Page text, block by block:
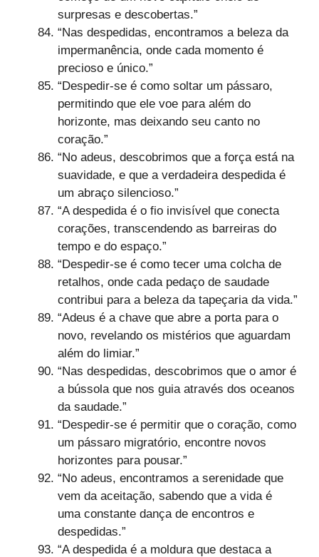
surpresas e descobertas.”
“Nas despedidas, encontramos a beleza da
impermanência, onde cada momento é
precioso e único.”
“Despedir-se é como soltar um pássaro,
permitindo que ele voe para além do
horizonte, mas deixando seu canto no
coração.”
“No adeus, descobrimos que a força está na
suavidade, e que a verdadeira despedida é
um abraço silencioso.”
“A despedida é o fio invisível que conecta
corações, transcendendo as barreiras do
tempo e do espaço.”
“Despedir-se é como tecer uma colcha de
retalhos, onde cada pedaço de saudade
contribui para a beleza da tapeçaria da vida.”
“Adeus é a chave que abre a porta para o
novo, revelando os mistérios que aguardam
além do limiar.”
“Nas despedidas, descobrimos que o amor é
a bússola que nos guia através dos oceanos
da saudade.”
“Despedir-se é permitir que o coração, como
um pássaro migratório, encontre novos
horizontes para pousar.”
“No adeus, encontramos a serenidade que
vem da aceitação, sabendo que a vida é
uma constante dança de encontros e
despedidas.”
“A despedida é a moldura que destaca a